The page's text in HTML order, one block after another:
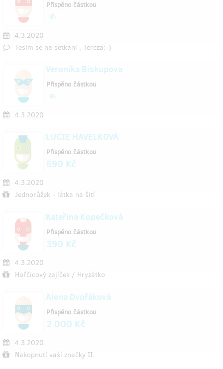
4.3.2020
Tesim se na setkani , Tereza:-)
Přispěno částkou
Veronika Biskupova
4.3.2020
Přispěno částkou
LUCIE HAVELKOVÁ
4.3.2020
Jednorůžek - látka na šití
Přispěno částkou
590 Kč
Kateřina Kopečková
4.3.2020
Hořčicový zajíček / Hryzátko
Přispěno částkou
390 Kč
Alena Dvořáková
4.3.2020
Nakopnutí vaší značky II.
Přispěno částkou
2 000 Kč